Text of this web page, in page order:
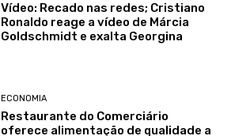
Vídeo: Recado nas redes; Cristiano
Ronaldo reage a vídeo de Márcia
Goldschmidt e exalta Georgina
ECONOMIA
Restaurante do Comerciário
oferece alimentação de qualidade a